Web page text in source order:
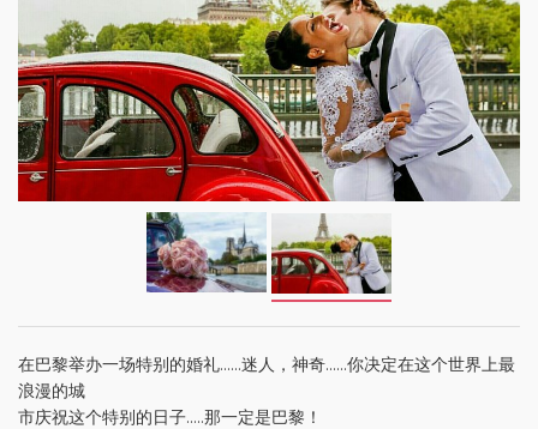
在巴黎举办一场特别的婚礼......迷人，神奇......你决定在这个世界上最
浪漫的城
市庆祝这个特别的日子.....那一定是巴黎！